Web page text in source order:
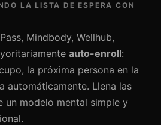
LA LISTA DE ESPERA CON
Mindbody, Wellhub,
auto-enroll:
la próxima persona en la
automáticamente. Llena las
un modelo mental simple y